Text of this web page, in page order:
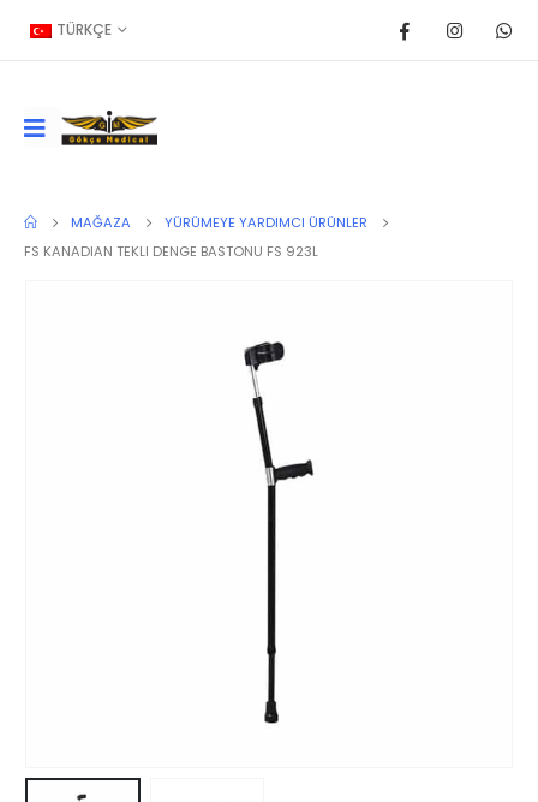
TÜRKÇE
MAĞAZA
YÜRÜMEYE YARDIMCI ÜRÜNLER
FS KANADIAN TEKLI DENGE BASTONU FS 923L